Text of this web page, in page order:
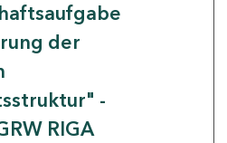
der
-
RIGA